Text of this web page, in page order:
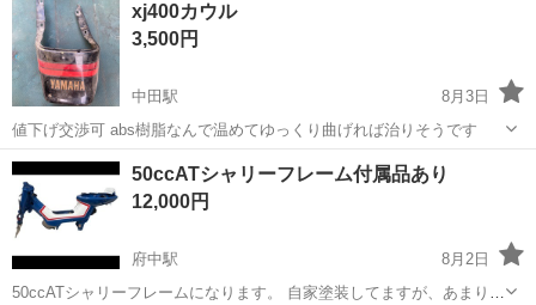
xj400カウル
3,500円
中田駅
8月3日
値下げ交渉可 abs樹脂なんで温めてゆっくり曲げれば治りそうです
徳島 小松島市 ヤマハ
50ccATシャリーフレーム付属品あり
12,000円
府中駅
8月2日
50ccATシャリーフレームになります。 自家塗装してますが、あまりき